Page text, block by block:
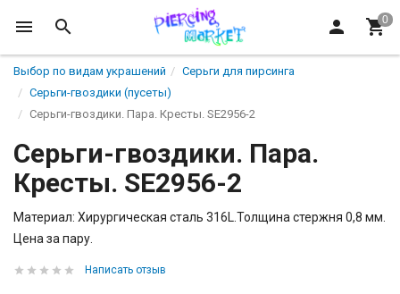
Выбор по видам украшений
Серьги для пирсинга
Серьги-гвоздики (пусеты)
Серьги-гвоздики. Пара. Кресты. SE2956-2
Серьги-гвоздики. Пара.
Кресты. SE2956-2
Материал: Хирургическая сталь 316L.Толщина стержня 0,8 мм.
Цена за пару.
Написать отзыв